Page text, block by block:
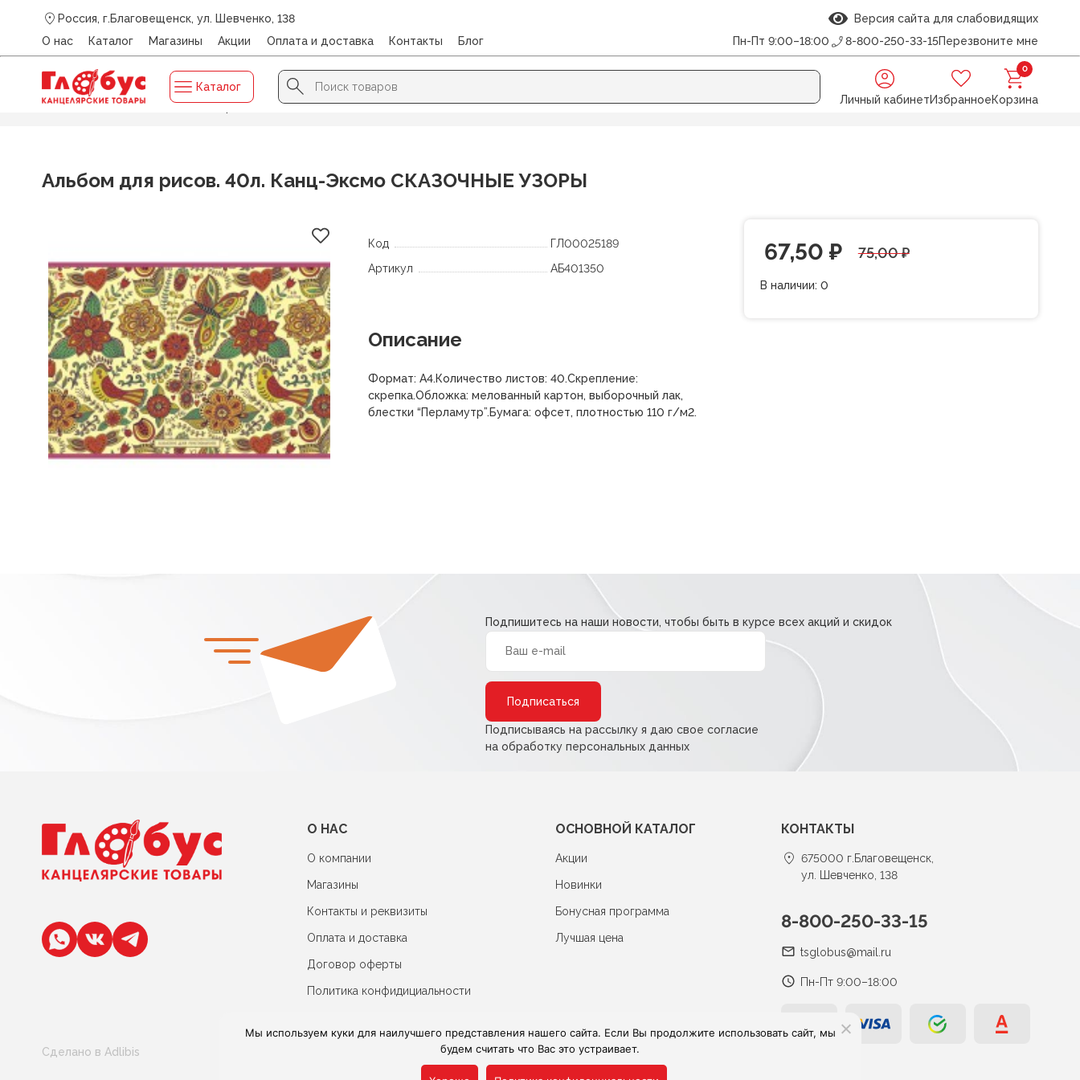
Россия, г.Благовещенск, ул. Шевченко, 138
Версия сайта для слабовидящих
О нас
Каталог Магазины Акции Оплата и доставка Контакты Блог Пн-Пт 9:00–18:00 8-800-250-33-15Перезвоните мне
Каталог
Search
for:
Search Button
Личный кабинетИзбранное
0
Корзина
Главная /Каталог/ Альбом для рисов. 40л. Канц-Эксмо СКАЗОЧНЫЕ УЗОРЫ
Альбом для рисов. 40л. Канц-Эксмо СКАЗОЧНЫЕ УЗОРЫ
Код
ГЛ00025189
Артикул
АБ401350
Описание
Формат: А4.Количество листов: 40.Скрепление:
скрепка.Обложка: мелованный картон, выборочный лак,
блестки “Перламутр”.Бумага: офсет, плотностью 110 г/м2.
75,00₽
Первоначальная
цена
67,50 ₽
Текущая
цена:
В наличии: 0
Подпишитесь на наши новости, чтобы быть в курсе всех акций и скидок
Подписываясь на рассылку я даю свое согласие
на обработку персональных данных
О НАС
О компании
Магазины
Контакты и реквизиты
Оплата и доставка
Договор оферты
Политика конфидициальности
ОСНОВНОЙ КАТАЛОГ
Акции
Новинки
Бонусная программа
Лучшая цена
КОНТАКТЫ
675000 г.Благовещенск,
ул. Шевченко, 138
8-800-250-33-15
tsglobus@mail.ru
Пн-Пт 9:00–18:00
Сделано в Adlibis
Мы используем куки для наилучшего представления нашего сайта. Если Вы продолжите использовать сайт, мы
будем считать что Вас это устраивает.